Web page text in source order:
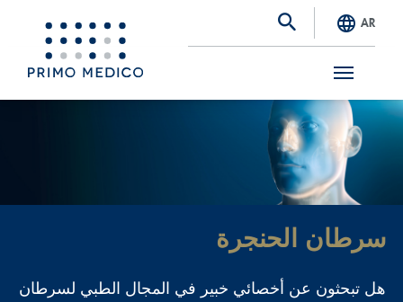
S
AR
سرطان الحنجرة
هل تبحثون عن أخصائي خبير في المجال الطبي لسرطان